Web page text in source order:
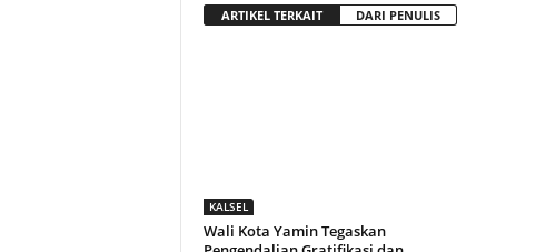
ARTIKEL TERKAIT DARI PENULIS
KALSEL
Wali Kota Yamin Tegaskan